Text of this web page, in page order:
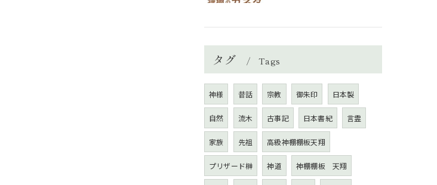
タグ Tags
神様 昔話 宗教 御朱印 日本製
自然 流木 古事記 日本書紀 言霊
家族 先祖 高級神棚棚板天翔
プリザード榊 神道 神棚棚板 天翔